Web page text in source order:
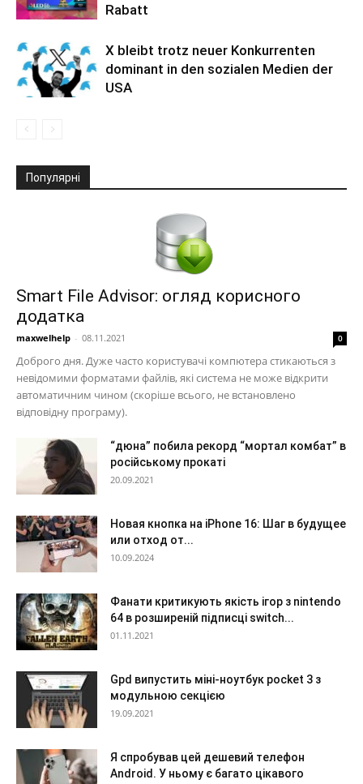
Rabatt
X bleibt trotz neuer Konkurrenten
dominant in den sozialen Medien der
USA
Популярні
Smart File Advisor: огляд корисного
додатка
maxwelhelp - 08.11.2021 0
Доброго дня. Дуже часто користувачі компютера стикаються з
невідомими форматами файлів, які система не може відкрити
автоматичним чином (скоріше всього, не встановлено
відповідну програму).
“дюна” побила рекорд “мортал комбат” в
російському прокаті
20.09.2021
Новая кнопка на iPhone 16: Шаг в будущее
или отход от...
10.09.2024
Фанати критикують якість ігор з nintendo
64 в розширеній підписці switch...
01.11.2021
Gpd випустить міні-ноутбук pocket 3 з
модульною секцією
19.09.2021
Я спробував цей дешевий телефон
Android. У ньому є багато цікавого